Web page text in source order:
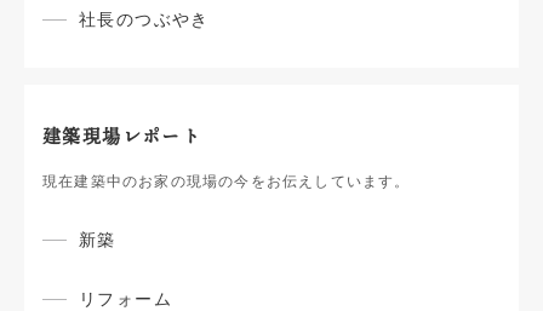
社長のつぶやき
建築現場レポート
現在建築中のお家の現場の今をお伝えしています。
新築
リフォーム